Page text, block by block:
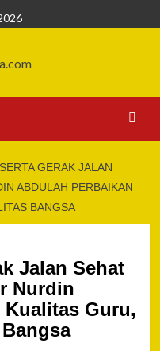
GERAK JALAN
ABDULAH PERBAIKAN
BANGSA
Jalan Sehat
Nurdin
Guru,